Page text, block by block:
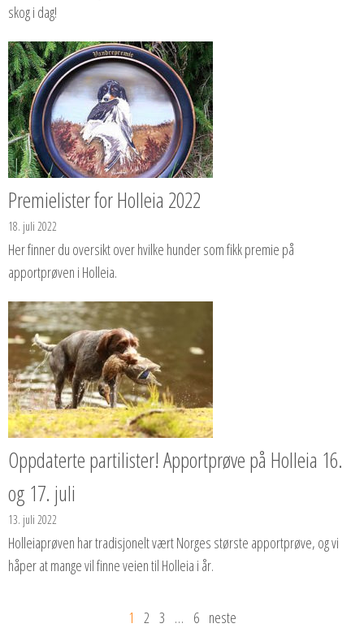
skog i dag!
Premielister for Holleia 2022
18. juli 2022
Her finner du oversikt over hvilke hunder som fikk premie på
apportprøven i Holleia.
Oppdaterte partilister! Apportprøve på Holleia 16.
og 17. juli
13. juli 2022
Holleiaprøven har tradisjonelt vært Norges største apportprøve, og vi
håper at mange vil finne veien til Holleia i år.
1 2 3 … 6 neste